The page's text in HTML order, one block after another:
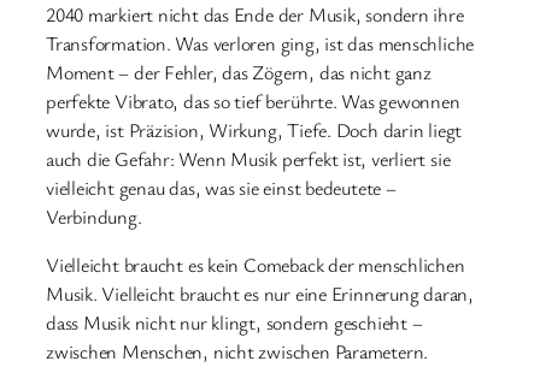
2040 markiert nicht das Ende der Musik, sondern ihre
Transformation. Was verloren ging, ist das menschliche
Moment – der Fehler, das Zögern, das nicht ganz
perfekte Vibrato, das so tief berührte. Was gewonnen
wurde, ist Präzision, Wirkung, Tiefe. Doch darin liegt
auch die Gefahr: Wenn Musik perfekt ist, verliert sie
vielleicht genau das, was sie einst bedeutete –
Verbindung.
Vielleicht braucht es kein Comeback der menschlichen
Musik. Vielleicht braucht es nur eine Erinnerung daran,
dass Musik nicht nur klingt, sondern geschieht –
zwischen Menschen, nicht zwischen Parametern.